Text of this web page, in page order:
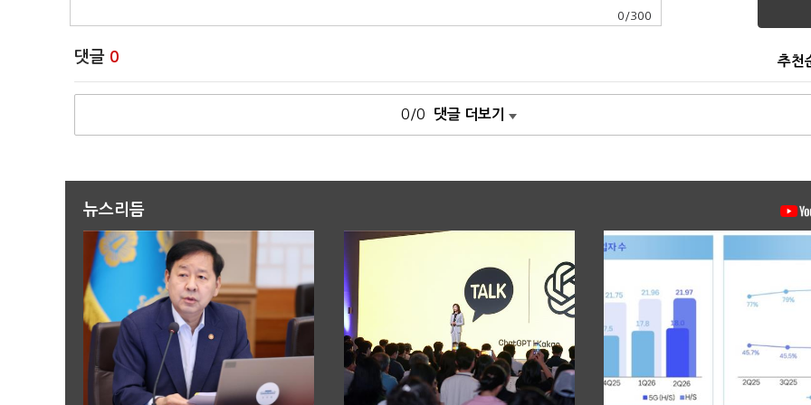
0 /300
댓글 0 추천
0/0 댓글 더보기
뉴스리듬